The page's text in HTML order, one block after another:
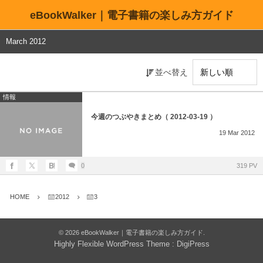
eBookWalker｜電子書籍の楽しみ方ガイド
March 2012
並べ替え
情報
今週のつぶやきまとめ（ 2012-03-19 ）
19 Mar 2012
0 319 PV
HOME 2012 3
© 2026 eBookWalker｜電子書籍の楽しみ方ガイド
Highly Flexible WordPress Theme : DigiPress